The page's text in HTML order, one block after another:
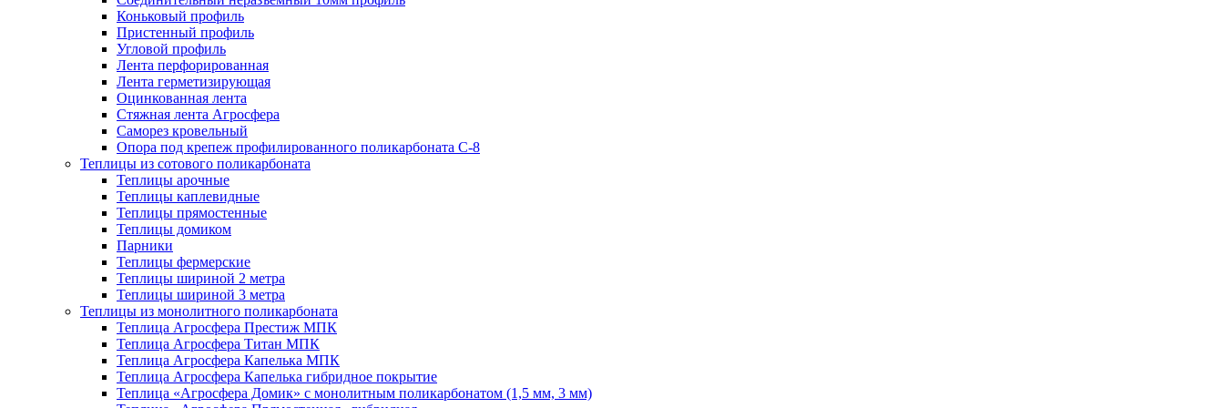
Коньковый профиль
Пристенный профиль
Угловой профиль
Лента перфорированная
Лента герметизирующая
Оцинкованная лента
Стяжная лента Агросфера
Саморез кровельный
Опора под крепеж профилированного поликарбоната С-8
Теплицы из сотового поликарбоната
Теплицы арочные
Теплицы каплевидные
Теплицы прямостенные
Теплицы домиком
Парники
Теплицы фермерские
Теплицы шириной 2 метра
Теплицы шириной 3 метра
Теплицы из монолитного поликарбоната
Теплица Агросфера Престиж МПК
Теплица Агросфера Титан МПК
Теплица Агросфера Капелька МПК
Теплица Агросфера Капелька гибридное покрытие
Теплица «Агросфера Домик» с монолитным поликарбонатом (1,5 мм, 3 мм)